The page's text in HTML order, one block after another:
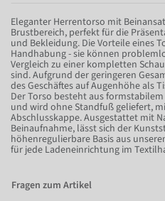
Eleganter Herrentorso mit
Brustbereich, perfekt für die
und Bekleidung. Die Vorteile eines
Handhabung - sie können
Vergleich zu einer kompletten
sind. Aufgrund der geringeren
des Geschäftes auf Augenhöhe als
Der Torso besteht aus
und wird ohne Standfuß geliefert,
Abschlusskappe. Ausgestattet mit
Beinaufnahme, lässt sich der
höhenregulierbare Basis aus
für jede Ladeneinrichtung im
Fragen zum Artikel